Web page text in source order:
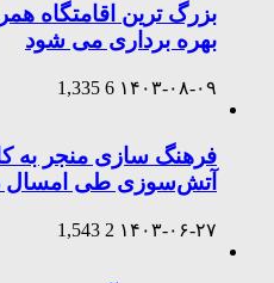
بزرگ ترین اقامتگاه
بهره برداری می شود
۱۴۰۳-۰۸-۰۹ 6
1,335
آتش‌سوزی طی امسال
۱۴۰۳-۰۶-۲۷ 2
1,543